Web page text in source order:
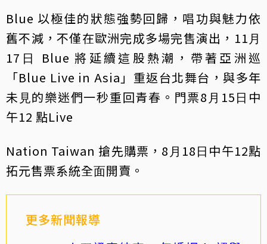
Blue 以極佳的狀態強勢回歸，唱功與魅⼒依
舊不減，不僅在歐洲完成多場完售演出，11⽉
17⽇ Blue 將延續這股熱潮，帶著亞洲巡
「Blue Live in Asia」重返台北舞台，與多年
未⾒的樂迷們⼀秒重回青春。門票8⽉15⽇中
午12 點Live
Nation Taiwan 搶先購票，8⽉18⽇中午12點
拓元售票系統全⾯開賣。
更多新聞報導